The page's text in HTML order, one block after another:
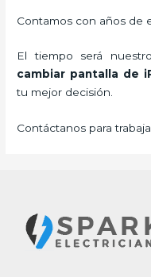
Contamos con años de
El tiempo será
cambiar pantalla de
tu mejor decisión.
Contáctanos para